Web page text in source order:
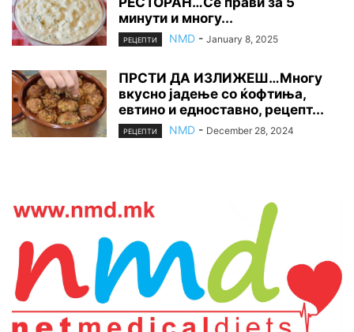
минути и многу...
РЕЦЕПТИ NMD - January 8, 2025
ПРСТИ ДА ИЗЛИЖЕШ…Многу
вкусно јадење со ќофтиња,
евтино и едноставно, рецепт...
РЕЦЕПТИ NMD - December 28, 2024